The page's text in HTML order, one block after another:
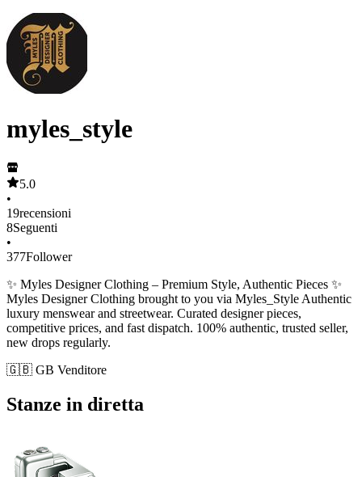
myles_style
5.0
•
19recensioni
8Seguenti
•
377Follower
✨ Myles Designer Clothing – Premium Style, Authentic Pieces ✨
Myles Designer Clothing brought to you via Myles_Style Authentic
luxury menswear and streetwear. Curated designer pieces,
competitive prices, and fast dispatch. 100% authentic, trusted seller,
new drops regularly.
🇬🇧 GB Venditore
Stanze in diretta